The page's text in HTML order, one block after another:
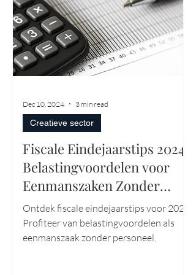
Fiscale Eindejaarstips 2024:
Belastingvoordelen voor
Eenmanszaken Zonder
Personeel
Ontdek fiscale eindejaarstips voor 2024.
Profiteer van belastingvoordelen als
eenmanszaak zonder personeel.
Creatieve sector
Dec 10, 2024 3 min read